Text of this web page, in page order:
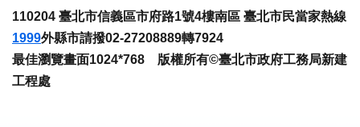
110204 臺北市信義區市府路1號4樓南區 臺北市民當家熱線
1999外縣市請撥02-27208889轉7924
最佳瀏覽畫面1024*768 版權所有©臺北市政府工務局新建
工程處